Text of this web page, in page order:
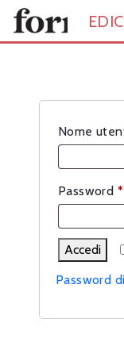
Skip to main content
Nome
Password *
Accedi
Password